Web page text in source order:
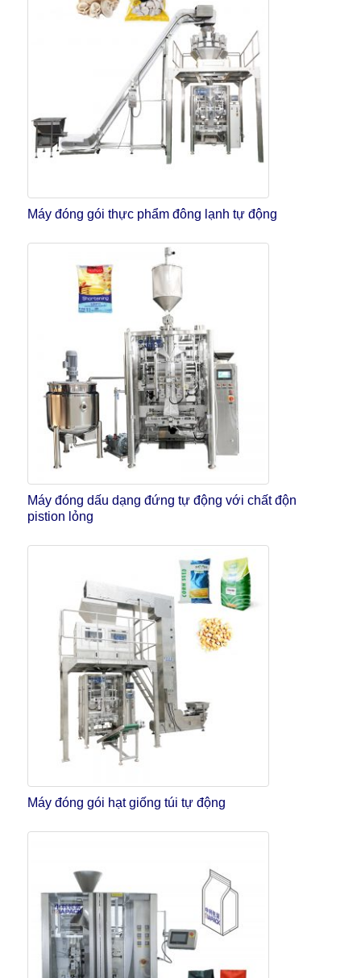
Máy đóng gói thực phẩm đông lạnh tự động
Máy đóng dấu dạng đứng tự động với chất độn
pistion lỏng
Máy đóng gói hạt giống túi tự động